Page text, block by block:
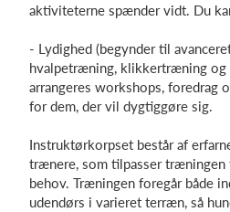
aktiviteterne spænder vidt. Du
- Lydighed (begynder til
hvalpetræning, klikkertræning og
arrangeres workshops, foredrag
for dem, der vil dygtiggøre sig.
Instruktørkorpset består af
trænere, som tilpasser træningen
behov. Træningen foregår både
udendørs i varieret terræn, så